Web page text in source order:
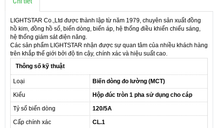
LIGHTSTAR Co.,Ltd được thành lập từ năm 1979, chuyên sản xuất đồng
hồ kim, đồng hồ số, biến dòng, biến áp, hệ thống điều khiển chiếu sáng,
hệ thống giám sát điện năng.
Các sản phẩm LIGHTSTAR nhận được sự quan tâm của nhiều khách hàng
trên khắp thế giới bởi độ tin cậy, chính xác và hiệu suất cao.
Thông số kỹ thuật
Loại
Biến dòng đo lường (MCT)
Kiểu
Hộp đúc tròn 1 pha sử dụng cho cáp
Tỷ số biến dòng
120/5A
Cấp chính xác
CL.1